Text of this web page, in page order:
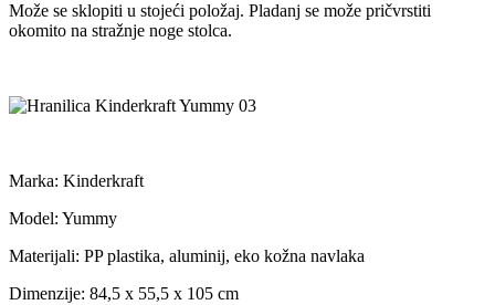
Može se sklopiti u stojeći položaj. Pladanj se može pričvrstiti
okomito na stražnje noge stolca.
Marka: Kinderkraft
Model: Yummy
Materijali: PP plastika, aluminij, eko kožna navlaka
Dimenzije: 84,5 x 55,5 x 105 cm